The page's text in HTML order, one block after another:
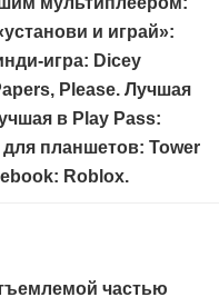
и играй»:
игра: Dicey
Please. Лучшая
в Play Pass:
планшетов: Tower
Roblox.
частью